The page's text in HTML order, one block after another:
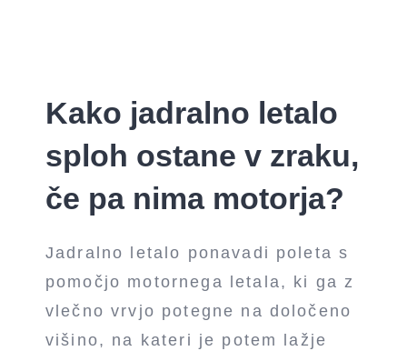
Kako jadralno letalo
sploh ostane v zraku,
če pa nima motorja?
Jadralno letalo ponavadi poleta s
pomočjo motornega letala, ki ga z
vlečno vrvjo potegne na določeno
višino, na kateri je potem lažje